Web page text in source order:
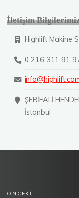
İletişim
Highlift Makine
0 216 311 91
ŞERİFALİ
İstanbul
ÖNCEKI